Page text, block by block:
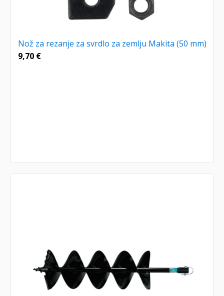
Nož za rezanje za svrdlo za zemlju Makita (50 mm)
9,70 €